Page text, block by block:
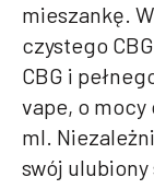
mieszankę.
czystego
CBG i
vape, o mocy
ml.
swój ulubiony